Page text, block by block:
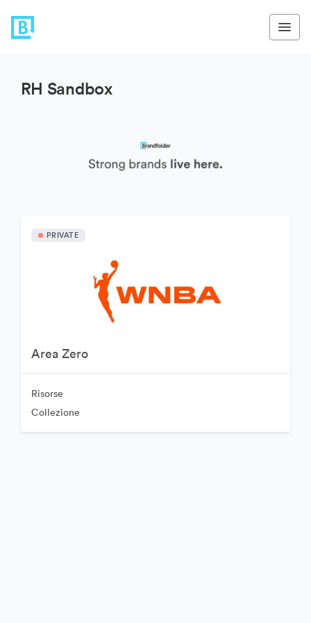
RH Sandbox
PRIVATE
Area Zero
Risorse
Collezione